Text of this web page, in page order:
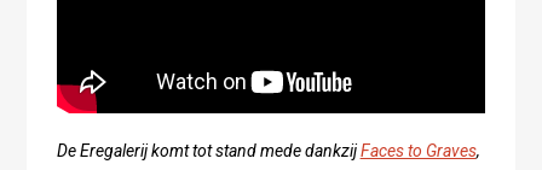
De Eregalerij komt tot stand mede dankzijFaces to Graves,